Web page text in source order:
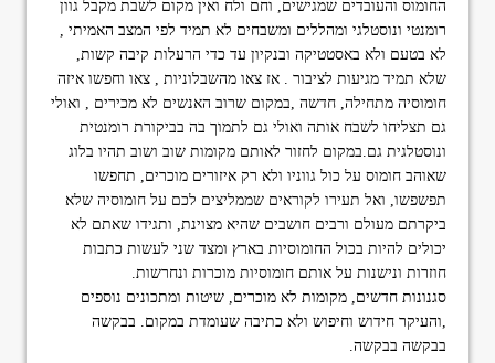
החומוס והעובדים שמגישים, וחם ולח ואין מקום לשבת מקבל גוון
רומנטי ונוסטלגי ומהללים ומשבחים לא תמיד לפי המצב האמיתי ,
לא בטעם ולא באסטטיקה ובנקיון עד כדי הרעלות קיבה קשות,
שלא תמיד מגיעות לציבור . אז צאו מהשבלוניות , צאו וחפשו איזה
חומוסיה מתחילה, חדשה ,במקום שרוב האנשים לא מכירים , ואולי
גם תצליחו לשבח אותה ואולי גם לתמוך בה בביקורת רומנטית
ונוסטלגית גם.במקום לחזור לאותם מקומות שוב ושוב תהיו בלוג
שאוהב חומוס על כול גווניו ולא רק איזורים מוכרים, תחפשו
תפשפשו, ואל תעירו לקוראים שממליצים לכם על חומוסיה שלא
ביקרתם מעולם ורבים חושבים שהיא מצוינת, ותגידו שאתם לא
יכולים להיות בכול החומוסיות בארץ ומצד שני לעשות כתבות
חוזרות ונישנות על אותם חומוסיות מוכרות ונחרשות.
סגנונות חדשים, מקומות לא מוכרים, שיטות ומתכונים נוספים
,והעיקר חידוש וחיפוש ולא כתיבה שעומדת במקום. בבקשה
בבקשה בבקשה.